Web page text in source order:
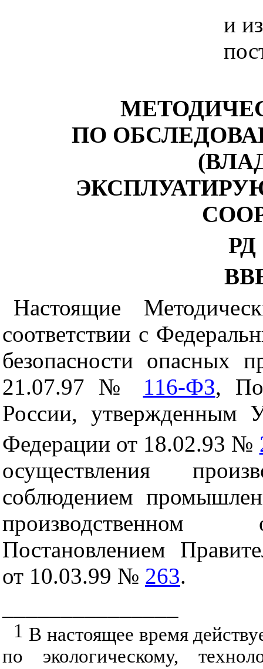
и
ПО
РД
Настоящие
соответствии с
безопасности опасных
21.07.97 № 116-ФЗ,
России, утвержденным
Федерации от 18.02.93 №
осуществления
соблюдением
производственном
Постановлением
от 10.03.99 № 263.
1 В настоящее время
по экологическому,